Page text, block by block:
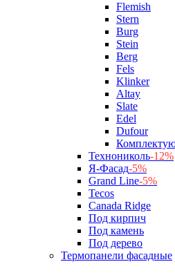
Flemish
Stern
Burg
Stein
Berg
Fels
Klinker
Altay
Slate
Edel
Dufour
Технониколь-12%
Я-Фасад-5%
Grand Line-5%
Tecos
Canada Ridge
Под кирпич
Под камень
Под дерево
Термопанели фасадные